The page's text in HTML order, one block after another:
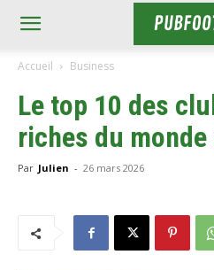
Accueil Business
Le top 10 des
riches du monde
Par Julien - 26 mars 2026